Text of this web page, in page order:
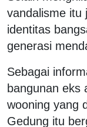
vandalisme itu
identitas
generasi
Sebagai
bangunan eks
wooning yang
Gedung itu